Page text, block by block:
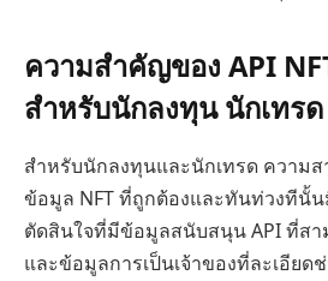
ความสำคัญของ API
สำหรับนักลงทุน นักเทร
สำหรับนักลงทุนและนักเทรด ความส
ข้อมูล NFT ที่ถูกต้องและทันท่วงทีนั้
ตัดสินใจที่มีข้อมูลสนับสนุน API ที่สา
และข้อมูลการเป็นเจ้าของที่ละเอียด